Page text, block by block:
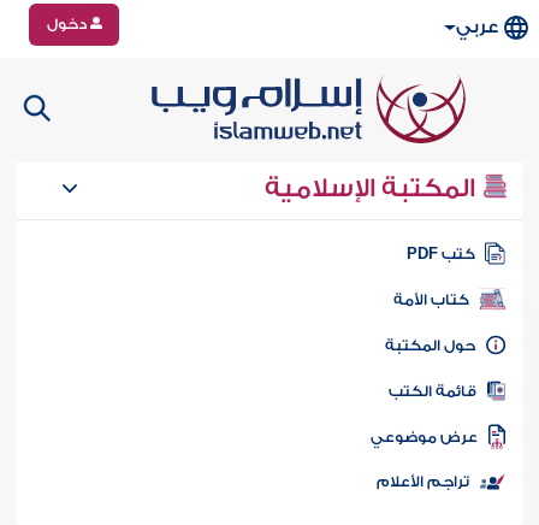
عربي دخول
المكتبة الإسلامية
كتب PDF
كتاب الأمة
المكتبة
الكتب
موضوعي